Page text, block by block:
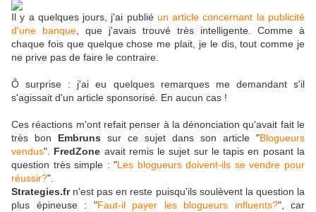
Il y a quelques jours, j'ai publié un article concernant la publicité
d'une banque , que j'avais trouvé très intelligente. Comme à
chaque fois que quelque chose me plait, je le dis, tout comme je
ne prive pas de faire le contraire.
Ô surprise : j'ai eu quelques remarques me demandant s'il
s'agissait d'un article sponsorisé. En aucun cas !
Ces réactions m'ont refait penser à la dénonciation qu'avait fait le
très bon Embruns sur ce sujet dans son article "Blogueurs
vendus". FredZone avait remis le sujet sur le tapis en posant la
question très simple : "Les blogueurs doivent-ils se vendre pour
réussir?".
Strategies.frn'est pas en reste puisqu'ils soulèvent la question la
plus épineuse : "Faut-il payer les blogueurs influents?", car